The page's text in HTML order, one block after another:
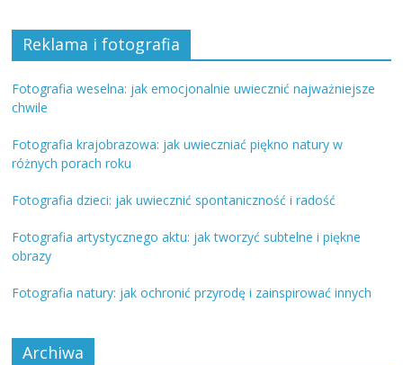
Reklama i fotografia
Fotografia weselna: jak emocjonalnie uwiecznić najważniejsze
chwile
Fotografia krajobrazowa: jak uwieczniać piękno natury w
różnych porach roku
Fotografia dzieci: jak uwiecznić spontaniczność i radość
Fotografia artystycznego aktu: jak tworzyć subtelne i piękne
obrazy
Fotografia natury: jak ochronić przyrodę i zainspirować innych
Archiwa